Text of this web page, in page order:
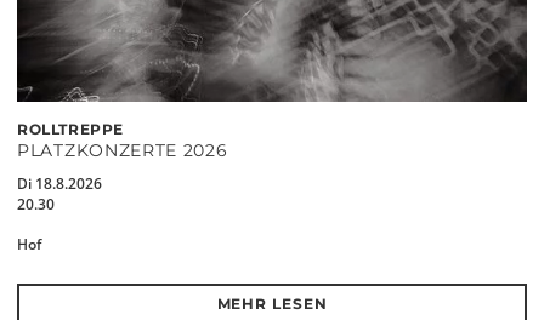
ROLLTREPPE
PLATZKONZERTE 2026
Di 18.8.2026
20.30
Hof
MEHR LESEN